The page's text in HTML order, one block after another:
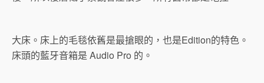
大床。床上的毛毯依舊是最搶眼的，也是Edition的特色。
床頭的藍牙音箱是 Audio Pro 的。